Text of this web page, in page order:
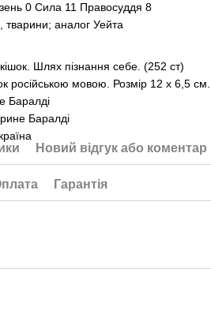
0 Сила 11 Правосуддя 8
тварини; аналог Уейта
Шлях пізнання себе. (252 ст)
російською мовою. Розмір 12 х 6,5 см.
Баралді
Баралді
Новий відгук або коментар
Гарантія